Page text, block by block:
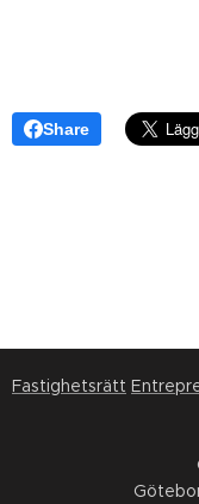
Share
Fastighetsrätt